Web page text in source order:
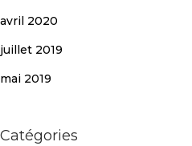
avril 2020
juillet 2019
mai 2019
Catégories